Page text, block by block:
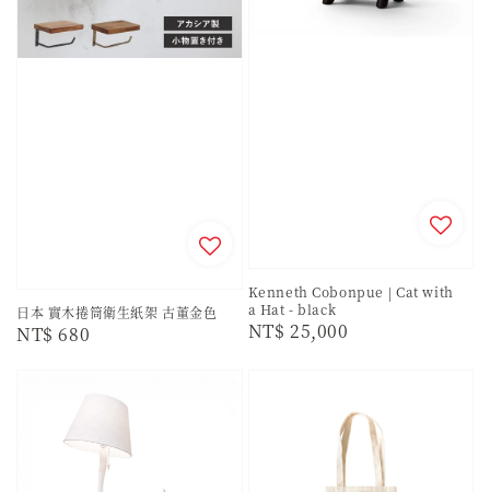
日本 實木捲筒衛生紙架 古董金色
Regular
NT$ 680
Kenneth Cobonpue | Cat with
a Hat - black
Regular
NT$ 25,000